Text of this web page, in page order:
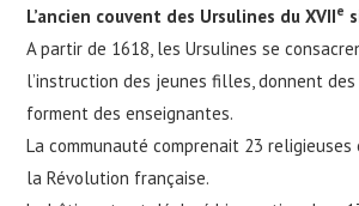
L’ancien couvent des Ursulines du XVIIe
A partir de 1618, les Ursulines se
l’instruction des jeunes filles, donnent
forment des enseignantes.
La communauté comprenait 23
la Révolution française.